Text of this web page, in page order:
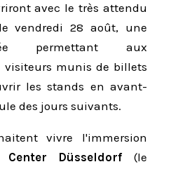
avec le très attendu
le vendredi 28 août, une
permettant aux
visiteurs munis de billets
les stands en avant-
des jours suivants.
vivre l'immersion
Center Düsseldorf(le